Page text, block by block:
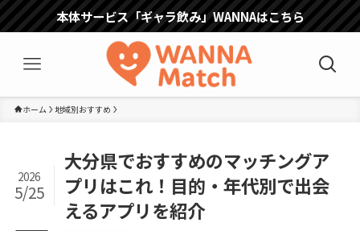
本体サービス「ギャラ飲み」WANNAはこちら
ホーム 地域別おすすめ
大分県でおすすめのマッチングア
プリはこれ！目的・年代別で出会
えるアプリを紹介
2026
5/25